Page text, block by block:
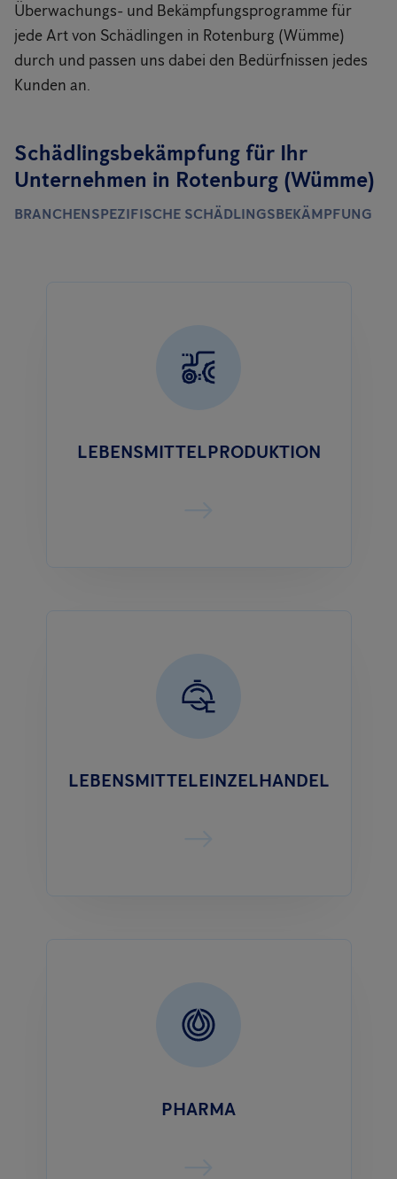
Überwachungs- und Bekämpfungsprogramme für
jede Art von Schädlingen in Rotenburg (Wümme)
durch und passen uns dabei den Bedürfnissen jedes
Kunden an.
Schädlingsbekämpfung für Ihr
Unternehmen in Rotenburg (Wümme)
BRANCHENSPEZIFISCHE SCHÄDLINGSBEKÄMPFUNG
LEBENSMITTELPRODUKTION
LEBENSMITTELEINZELHANDEL
PHARMA